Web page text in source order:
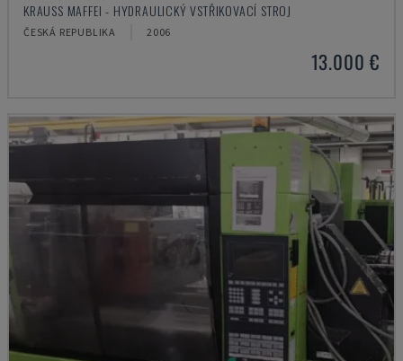
KRAUSS MAFFEI - HYDRAULICKÝ VSTŘIKOVACÍ STROJ
ČESKÁ REPUBLIKA 2006
13.000 €